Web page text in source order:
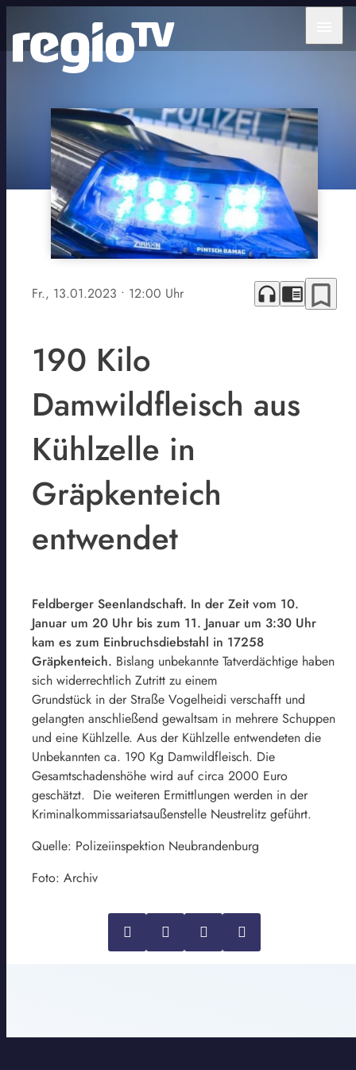
Fr., 13.01.2023 • 12:00 Uhr headphones chrome_reader_mode bookmark_border
190 Kilo
Damwildfleisch aus
Kühlzelle in
Gräpkenteich
entwendet
Feldberger Seenlandschaft. In der Zeit vom 10.
Januar um 20 Uhr bis zum 11. Januar um 3:30 Uhr
kam es zum Einbruchsdiebstahl in 17258
Gräpkenteich. Bislang unbekannte Tatverdächtige haben
sich widerrechtlich Zutritt zu einem
Grundstück in der Straße Vogelheidi verschafft und
gelangten anschließend gewaltsam in mehrere Schuppen
und eine Kühlzelle. Aus der Kühlzelle entwendeten die
Unbekannten ca. 190 Kg Damwildfleisch. Die
Gesamtschadenshöhe wird auf circa 2000 Euro
geschätzt. Die weiteren Ermittlungen werden in der
Kriminalkommissariatsaußenstelle Neustrelitz geführt.
Quelle: Polizeiinspektion Neubrandenburg
Foto: Archiv